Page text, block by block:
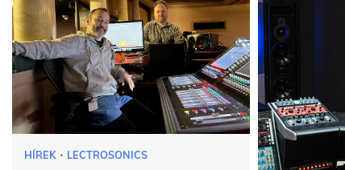
HÍREK LECTROSONICS